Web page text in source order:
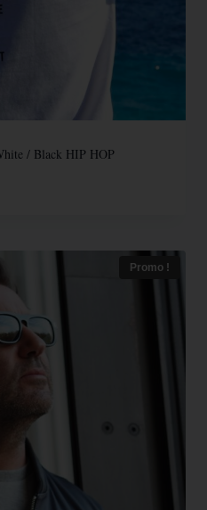
/ Black HIP HOP
Promo !